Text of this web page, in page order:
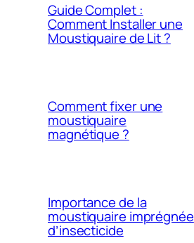
Guide Complet :
Comment Installer une
Moustiquaire de Lit ?
Comment fixer une
moustiquaire
magnétique ?
Importance de la
moustiquaire imprégnée
d’insecticide